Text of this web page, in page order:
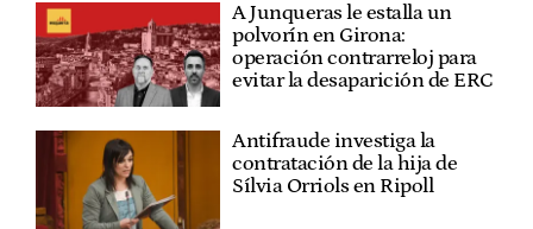
A Junqueras le estalla un
polvorín en Girona:
operación contrarreloj para
evitar la desaparición de ERC
Antifraude investiga la
contratación de la hija de
Sílvia Orriols en Ripoll